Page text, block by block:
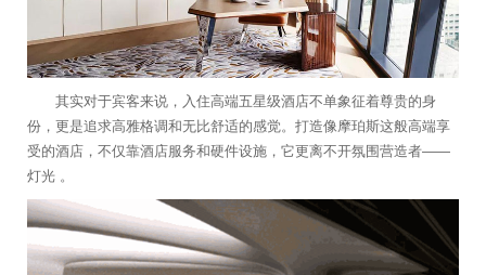
其实对于宾客来说，入住高端五星级酒店不单象征着尊贵的身
份，更是追求高雅格调和无比舒适的感觉。打造像摩珀斯这般高端享
受的酒店，不仅靠酒店服务和硬件设施，它更离不开氛围营造者——
灯光 。